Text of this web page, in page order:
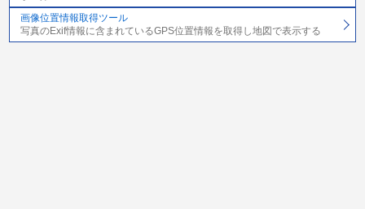
画像位置情報取得ツール
写真のExif情報に含まれているGPS位置情報を取得し地図で表示する